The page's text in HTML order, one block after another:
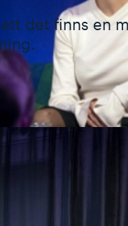
det finns en